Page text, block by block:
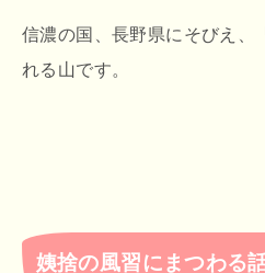
信濃の国、長野県にそびえ、
れる山です。
姨捨の風習にまつわる